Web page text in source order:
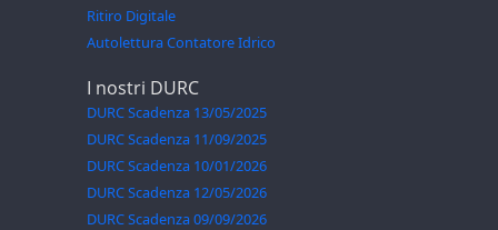
Ritiro Digitale
Autolettura Contatore Idrico
I nostri DURC
DURC Scadenza 13/05/2025
DURC Scadenza 11/09/2025
DURC Scadenza 10/01/2026
DURC Scadenza 12/05/2026
DURC Scadenza 09/09/2026